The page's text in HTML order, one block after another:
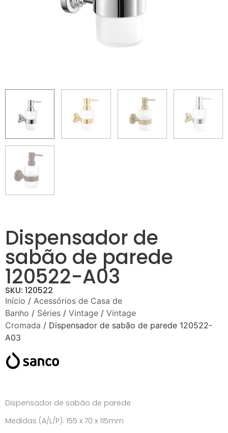
Dispensador de
sabão de parede
120522-A03
SKU: 120522
Início / Acessórios de Casa de
Banho / Séries / Vintage / Vintage
Cromada / Dispensador de sabão de parede 120522-
A03
Dispensador de sabão de parede
Medidas (A/L/P): 155 x 70 x 115mm